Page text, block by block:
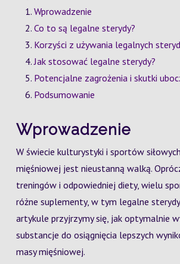
Wprowadzenie
Co to są legalne sterydy?
Korzyści z używania legalnych
Jak stosować legalne sterydy?
Potencjalne zagrożenia i skutki
Podsumowanie
Wprowadzenie
W świecie kulturystyki i sportów
mięśniowej jest nieustanną walką.
treningów i odpowiedniej diety, wielu
różne suplementy, w tym legalne
artykule przyjrzymy się, jak optymalnie
substancje do osiągnięcia lepszych
masy mięśniowej.